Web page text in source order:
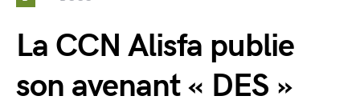
La CCN Alisfa publie
son avenant « DES »